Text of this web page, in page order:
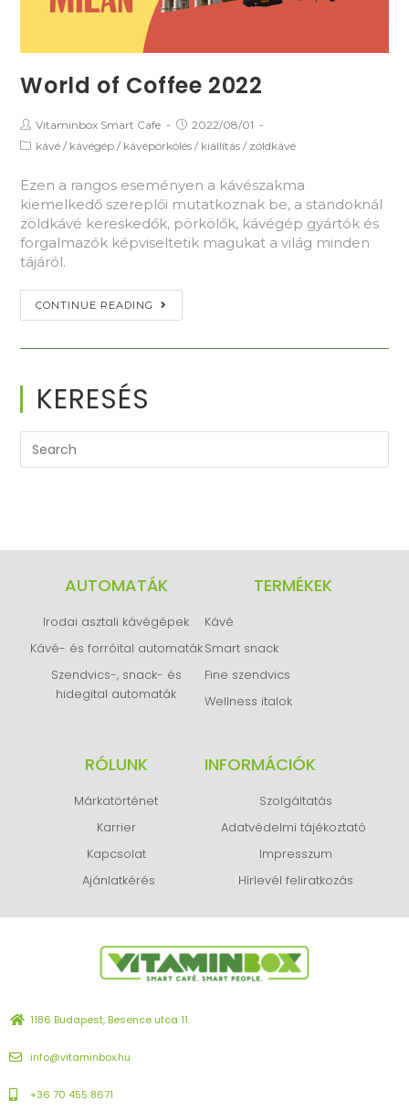
World of Coffee 2022
Vitaminbox Smart Cafe
2022/08/01
kávé / kávégép / kávépörkölés / kiállítás / zöldkávé
Ezen a rangos eseményen a kávészakma
kiemelkedő szereplői mutatkoznak be, a standoknál
zöldkávé kereskedők, pörkölők, kávégép gyártók és
forgalmazók képviseltetik magukat a világ minden
tájáról.
CONTINUE READING
KERESÉS
AUTOMATÁK
Irodai asztali kávégépek
Kávé- és forróital automaták
Szendvics-, snack- és
hidegital automaták
TERMÉKEK
Kávé
Smart snack
Fine szendvics
Wellness italok
RÓLUNK
Márkatörténet
Karrier
Kapcsolat
Ajánlatkérés
INFORMÁCIÓK
Szolgáltatás
Adatvédelmi tájékoztató
Impresszum
Hírlevél feliratkozás
1186 Budapest, Besence utca 11.
info@vitaminbox.hu
+36 70 455 8671